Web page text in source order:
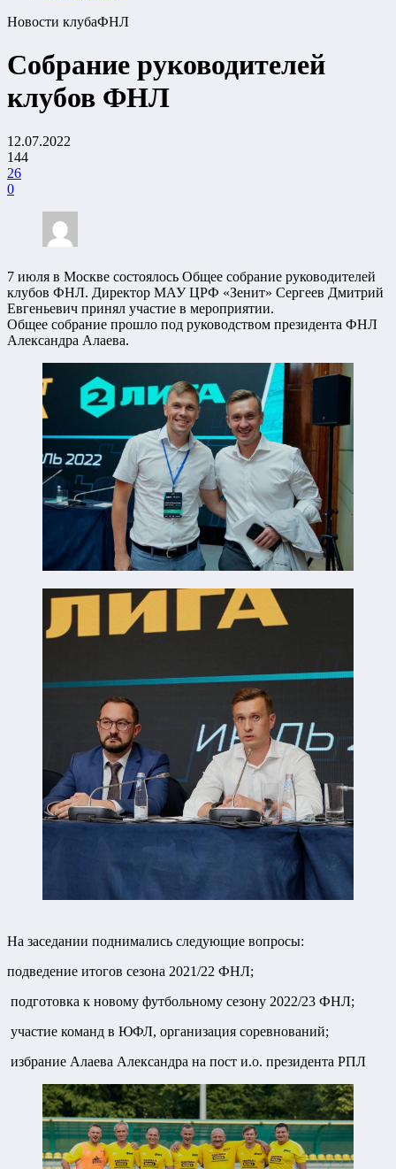
Новости клубаФНЛ
Собрание руководителей
клубов ФНЛ
12.07.2022
144
26
0
7 июля в Москве состоялось Общее собрание руководителей
клубов ФНЛ. Директор МАУ ЦРФ «Зенит» Сергеев Дмитрий
Евгеньевич принял участие в мероприятии.
Общее собрание прошло под руководством президента ФНЛ
Александра Алаева.
На заседании поднимались следующие вопросы:
подведение итогов сезона 2021/22 ФНЛ;
подготовка к новому футбольному сезону 2022/23 ФНЛ;
участие команд в ЮФЛ, организация соревнований;
избрание Алаева Александра на пост и.о. президента РПЛ